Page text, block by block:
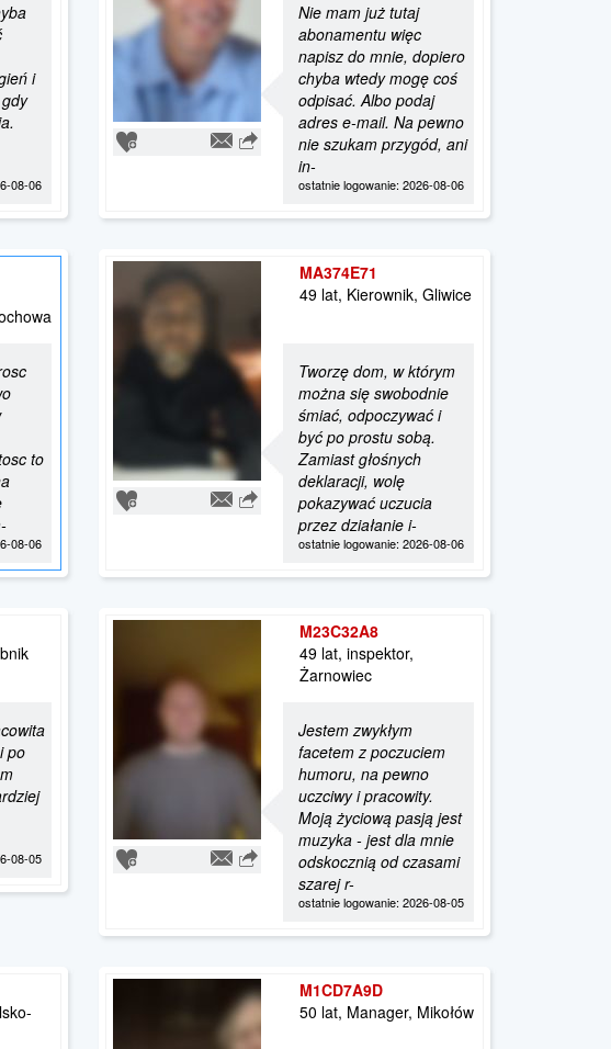
i
08-06
Nie mam już tutaj
abonamentu więc
napisz do mnie, dopiero
chyba wtedy mogę coś
odpisać. Albo podaj
adres e-mail. Na pewno
nie szukam przygód, ani
in-
ostatnie logowanie: 2026-08-06
to
08-06
MA374E71
49 lat, Kierownik, Gliwice
Tworzę dom, w którym
można się swobodnie
śmiać, odpoczywać i
być po prostu sobą.
Zamiast głośnych
deklaracji, wolę
pokazywać uczucia
przez działanie i-
ostatnie logowanie: 2026-08-06
po
08-05
M23C32A8
49 lat, inspektor,
Żarnowiec
Jestem zwykłym
facetem z poczuciem
humoru, na pewno
uczciwy i pracowity.
Moją życiową pasją jest
muzyka - jest dla mnie
odskocznią od czasami
szarej r-
ostatnie logowanie: 2026-08-05
M1CD7A9D
50 lat, Manager, Mikołów